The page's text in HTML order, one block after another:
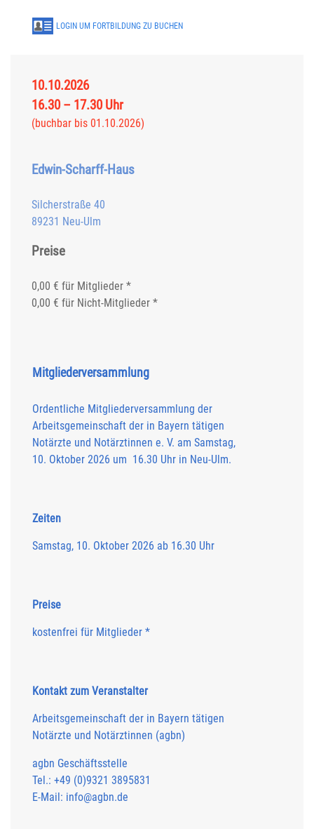
LOGIN UM FORTBILDUNG ZU BUCHEN
10.10.2026
16.30 – 17.30 Uhr
(buchbar bis 01.10.2026)
Edwin-Scharff-Haus
Silcherstraße 40
89231 Neu-Ulm
Preise
0,00 € für Mitglieder *
0,00 € für Nicht-Mitglieder *
Mitgliederversammlung
Ordentliche Mitgliederversammlung der
Arbeitsgemeinschaft der in Bayern tätigen
Notärzte und Notärztinnen e. V. am Samstag,
10. Oktober 2026 um 16.30 Uhr in Neu-Ulm.
Zeiten
Samstag, 10. Oktober 2026 ab 16.30 Uhr
Preise
kostenfrei für Mitglieder *
Kontakt zum Veranstalter
Arbeitsgemeinschaft der in Bayern tätigen
Notärzte und Notärztinnen (agbn)
agbn Geschäftsstelle
Tel.: +49 (0)9321 3895831
E-Mail: info@agbn.de